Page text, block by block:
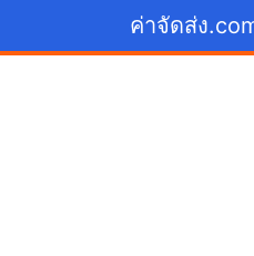
ค่าจัดส่ง